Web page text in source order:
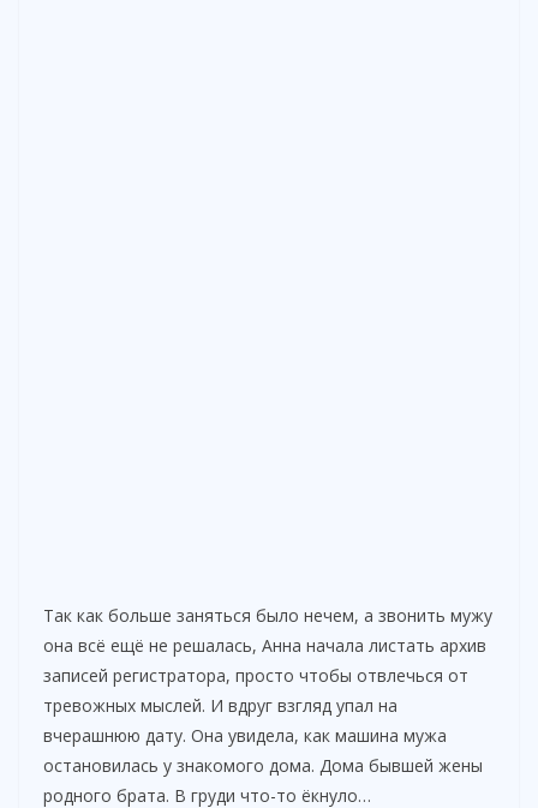
Так как больше заняться было нечем, а звонить мужу
она всё ещё не решалась, Анна начала листать архив
записей регистратора, просто чтобы отвлечься от
тревожных мыслей. И вдруг взгляд упал на
вчерашнюю дату. Она увидела, как машина мужа
остановилась у знакомого дома. Дома бывшей жены
родного брата. В груди что-то ёкнуло…